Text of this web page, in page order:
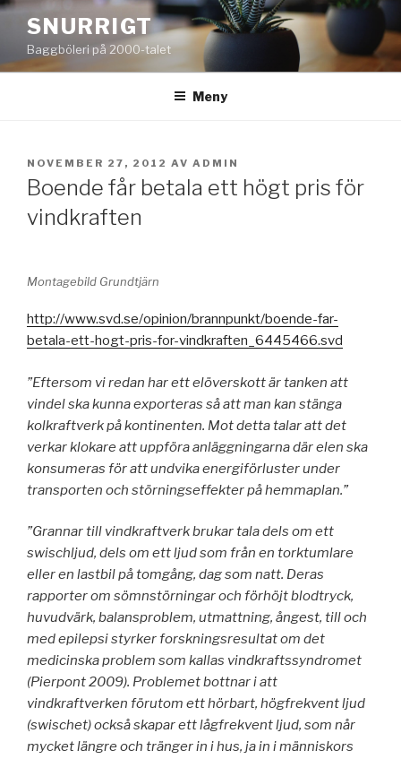
Hoppa
innehåll
SNURRIGT
Baggböleri på 2000-talet
Meny
PUBLICERAT
NOVEMBER 27, 2012 AV ADMIN
Boende får betala ett högt pris för
vindkraften
Montagebild Grundtjärn
http://www.svd.se/opinion/brannpunkt/boende-far-
betala-ett-hogt-pris-for-vindkraften_6445466.svd
”Eftersom vi redan har ett elöverskott är tanken att
vindel ska kunna exporteras så att man kan stänga
kolkraftverk på kontinenten. Mot detta talar att det
verkar klokare att uppföra anläggningarna där elen ska
konsumeras för att undvika energiförluster under
transporten och störningseffekter på hemmaplan.”
”Grannar till vindkraftverk brukar tala dels om ett
swischljud, dels om ett ljud som från en torktumlare
eller en lastbil på tomgång, dag som natt. Deras
rapporter om sömnstörningar och förhöjt blodtryck,
huvudvärk, balansproblem, utmattning, ångest, till och
med epilepsi styrker forskningsresultat om det
medicinska problem som kallas vindkraftssyndromet
(Pierpont 2009). Problemet bottnar i att
vindkraftverken förutom ett hörbart, högfrekvent ljud
(swischet) också skapar ett lågfrekvent ljud, som når
mycket längre och tränger in i hus, ja in i människors